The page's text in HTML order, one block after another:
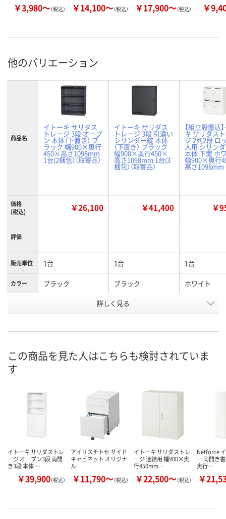
￥3,980～（税込） ￥14,100～（税込） ￥17,900～（税込） ￥
他のバリエーション
商品名
イトーキ サリダス
トレージ 3段 オープ
ン 本体（下置き） ブ
ラック 幅900×奥行
450×高さ1098mm
1台(2梱包）（取寄品）
イトーキ サリダス
トレージ 3段 引違い
シリンダー錠 本体
（下置き） ブラック
幅900×奥行450×
高さ1098mm 1台(3
梱包）（取寄品）
【組立設置込
キ サリダス
ジ 2列2段 ロ
人用 シリン
本体 下置 ホ
幅900×奥行
高さ1098mm
価格
(税込)
￥26,100 ￥41,400 ￥
評価
販売単位 1台 1台 1台
カラー ブラック ブラック ホワイト
1098mm 1098mm
号
在庫
カゴへ
お取り扱い終了しま
した
詳しく見る
この商品を見た人はこちらも検討されていま
す
イトーキ サリダストレ
ージ オープン3段 両開
き3段 本体 …
￥39,900（税込）
アイリスチトセ サイド
キャビネット オリジナ
ル
￥11,790～（税込）
イトーキ サリダストレ
ージ 連結用 幅900×奥
行450mm…
￥22,500～（税込）
Netforce
ー 両開き
奥行…
￥